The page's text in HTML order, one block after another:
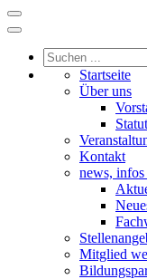
Startseite
Über uns
Kontakt
news,
Mitglied